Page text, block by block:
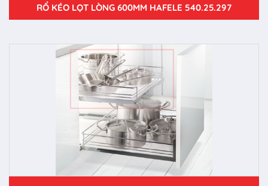
RỔ KÉO LỌT LÒNG 600MM HAFELE 540.25.297